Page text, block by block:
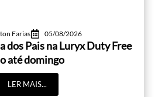
Farias 05/08/2026
dos Pais na Luryx Duty Free
até domingo
LER MAIS...